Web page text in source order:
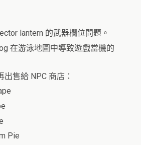
lantern 的武器欄位問題。
在游泳地圖中導致遊戲當機的
售給 NPC 商店：
Pie